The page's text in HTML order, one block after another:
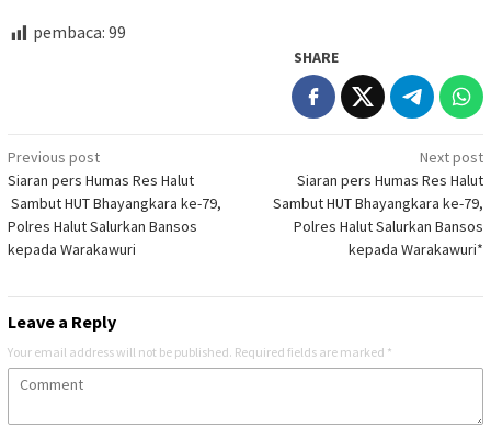
pembaca: 99
SHARE
Post
navigation
Previous post
Siaran pers Humas Res Halut
Sambut HUT Bhayangkara ke-79,
Polres Halut Salurkan Bansos
kepada Warakawuri
Next post
Siaran pers Humas Res Halut
Sambut HUT Bhayangkara ke-79,
Polres Halut Salurkan Bansos
kepada Warakawuri*
Leave a Reply
Your email address will not be published. Required fields are marked *